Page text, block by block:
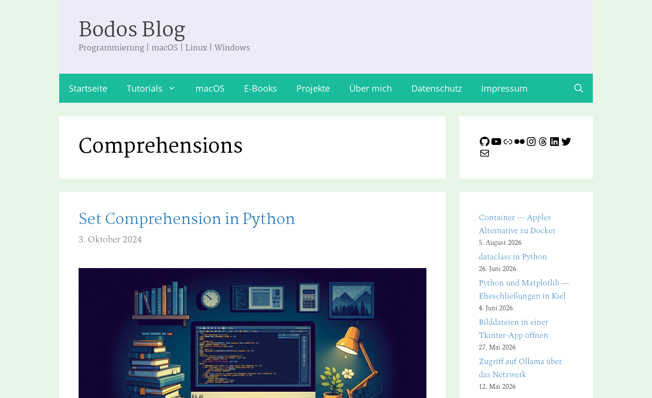
Bodos Blog
Programmierung | macOS | Linux | Windows
Startseite Tutorials macOS E-Books Projekte Über mich Datenschutz Impressum
Comprehensions
Set Comprehension in Python
3. Oktober 2024
GitHub
YouTube
LinkFlickr
Instagram
Threads
LinkedIn
Twitter
E-Mail
Container — Apples
Alternative zu Docker
5. August 2026
dataclass in Python
26. Juni 2026
Python und Matplotlib —
Eheschließungen in Kiel
4. Juni 2026
Bilddateien in einer
Tkinter-App öffnen
27. Mai 2026
Zugriff auf Ollama über
das Netzwerk
12. Mai 2026